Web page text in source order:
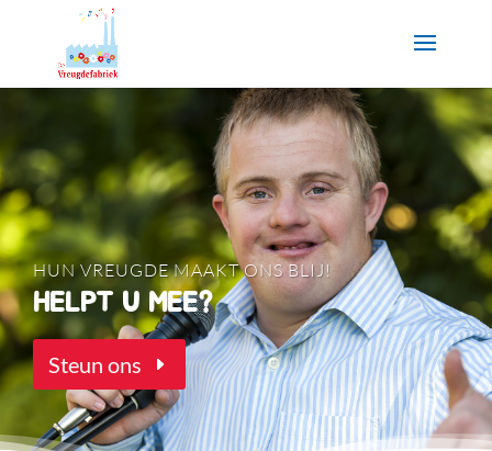
HUN VREUGDE MAAKT ONS BLIJ!
HELPT U MEE?
Steun ons